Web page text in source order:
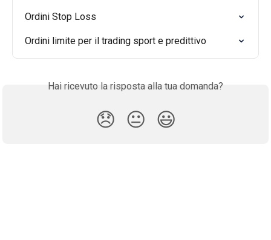
Ordini Stop Loss
Ordini limite per il trading sport e predittivo
Hai ricevuto la risposta alla tua domanda?
😞 😐 😃